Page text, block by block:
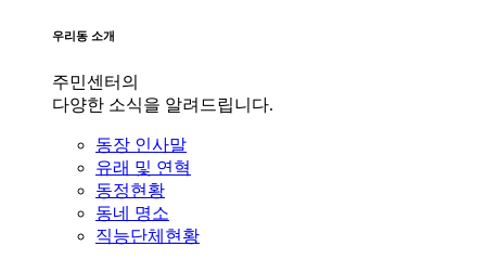
우리동 소개
주민센터의
다양한 소식을 알려드립니다.
동장 인사말
유래 및 연혁
동정현황
동네 명소
직능단체현황